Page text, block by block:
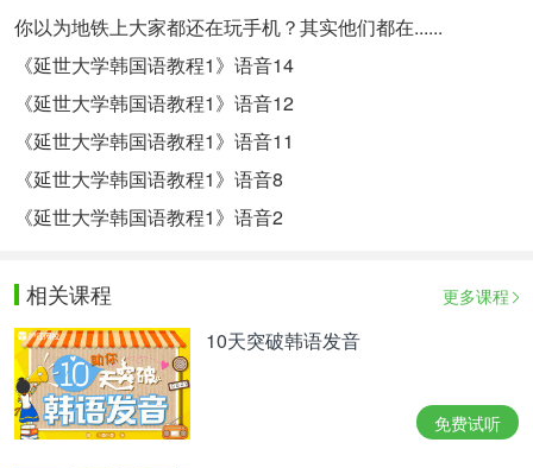
4、으的特殊音变
으+아(어)→消失
끄다(熄灭)+어서→꺼서
따르다(跟随)+아서→따라서
是不是觉得特别多呢？没关系，结合之后的课文多练
习朗读就可以熟练。
^^
点击查看更多延世大学韩国语教程1>>
喜欢这个节目吗？和我们来一起学习韩语吧！欢迎订
阅！
你以为地铁上大家都还在玩手机？其实他们都在......
《延世大学韩国语教程1》语音14
《延世大学韩国语教程1》语音12
《延世大学韩国语教程1》语音11
《延世大学韩国语教程1》语音8
《延世大学韩国语教程1》语音2
相关课程 更多课程
10天突破韩语发音
免费试听